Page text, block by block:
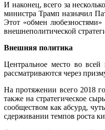
И наконец, всего за
министра Трамп назначил
Этот «обмен
внешнеполитической
Внешняя политика
Центральное место во
рассматриваются через
На протяжении всего 2018
также на стратегическое
сообществом как абсурд,
сдерживании темпов роста